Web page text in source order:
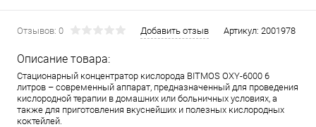
Отзывов: 0 Добавить отзыв Артикул: 2001978
Описание товара:
Стационарный концентратор кислорода BITMOS OXY-6000 6
литров – современный аппарат, предназначенный для проведения
кислородной терапии в домашних или больничных условиях, а
также для приготовления вкуснейших и полезных кислородных
коктейлей.